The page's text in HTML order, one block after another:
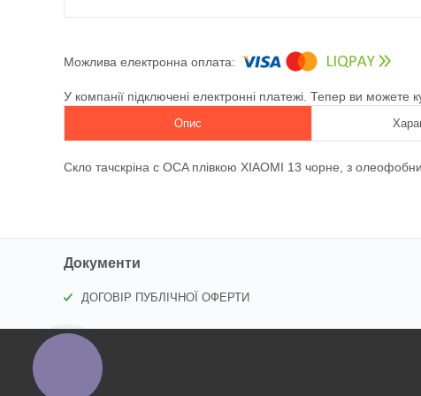
У компанії підключені електронні платежі. Тепер ви можете
Опис
Скло тачскріна c OCA плівкою XIAOMI 13 чорне, з
Документи
ДОГОВІР ПУБЛІЧНОЇ ОФЕРТИ